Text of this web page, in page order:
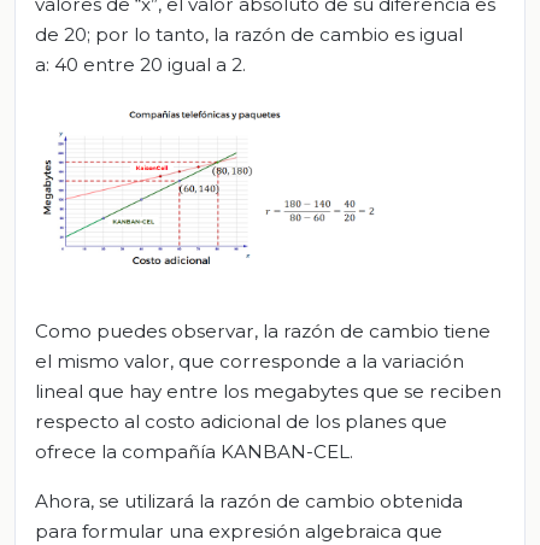
de 20; por lo tanto, la razón de cambio es igual
a: 40 entre 20 igual a 2.
Como puedes observar, la razón de cambio tiene
el mismo valor, que corresponde a la variación
lineal que hay entre los megabytes que se reciben
respecto al costo adicional de los planes que
ofrece la compañía KANBAN-CEL.
Ahora, se utilizará la razón de cambio obtenida
para formular una expresión algebraica que